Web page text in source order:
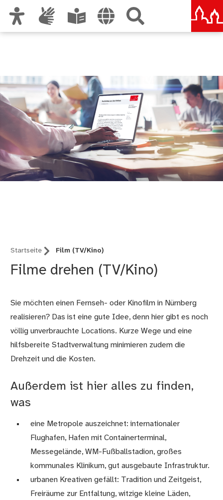
Startseite Film (TV/Kino)
Filme drehen (TV/Kino)
Sie möchten einen Fernseh- oder Kinofilm in Nürnberg
realisieren? Das ist eine gute Idee, denn hier gibt es noch
völlig unverbrauchte Locations. Kurze Wege und eine
hilfsbereite Stadtverwaltung minimieren zudem die
Drehzeit und die Kosten.
Außerdem ist hier alles zu finden,
was
eine Metropole auszeichnet: internationaler
Flughafen, Hafen mit Containerterminal,
Messegelände, WM-Fußballstadion, großes
kommunales Klinikum, gut ausgebaute Infrastruktur.
urbanen Kreativen gefällt: Tradition und Zeitgeist,
Freiräume zur Entfaltung, witzige kleine Läden,